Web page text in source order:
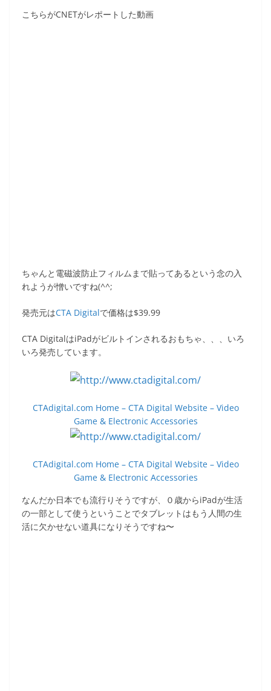
こちらがCNETがレポートした動画
ちゃんと電磁波防止フィルムまで貼ってあるという念の入
れようが憎いですね(^^;
発売元はCTA Digitalで価格は$39.99
CTA DigitalはiPadがビルトインされるおもちゃ、、、いろ
いろ発売しています。
CTAdigital.com Home – CTA Digital Website – Video
Game & Electronic Accessories
CTAdigital.com Home – CTA Digital Website – Video
Game & Electronic Accessories
なんだか日本でも流行りそうですが、０歳からiPadが生活
の一部として使うということでタブレットはもう人間の生
活に欠かせない道具になりそうですね〜